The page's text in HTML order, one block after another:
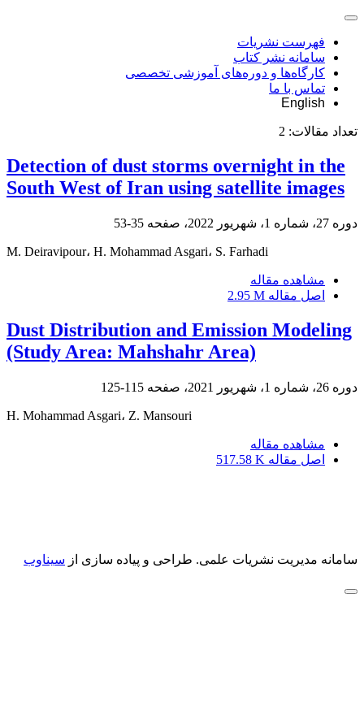
فهرست نشریات
سامانه نشر کتاب
کارگاه‌ها و دوره‌های آموزشی تخصصی
تماس با ما
English
تعداد مقالات: 2
Detection of dust storms overnight in the
South West of Iran using satellite images
دوره 27، شماره 1، شهریور 2022، صفحه 35-53
M. Deiravipour، H. Mohammad Asgari، S. Farhadi
مشاهده مقاله
اصل مقاله 2.95 M
Dust Distribution and Emission Modeling
(Study Area: Mahshahr Area)
دوره 26، شماره 1، شهریور 2021، صفحه 115-125
H. Mohammad Asgari، Z. Mansouri
مشاهده مقاله
اصل مقاله 517.58 K
سامانه مدیریت نشریات علمی. طراحی و پیاده سازی از سیناوب